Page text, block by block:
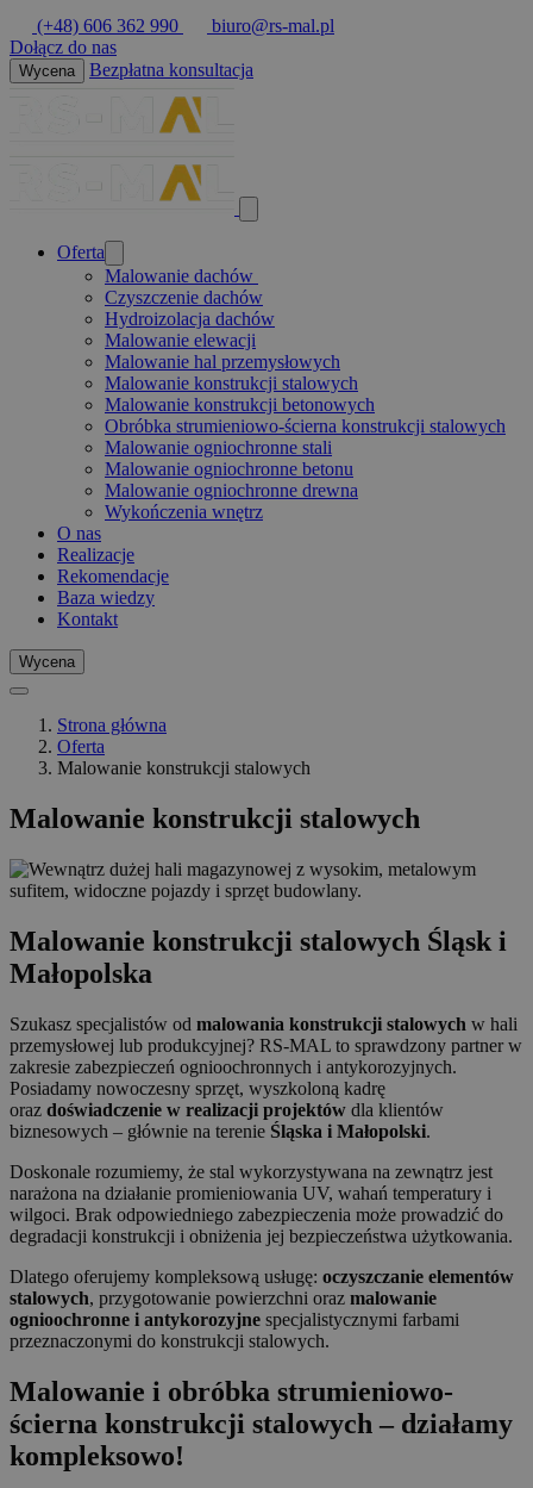
Przejdz
do
tresci
(+48) 606 362 990
biuro@rs-mal.pl
Dołącz do nas
Wycena Bezpłatna konsultacja
Oferta
Malowanie dachów
Czyszczenie dachów
Hydroizolacja dachów
Malowanie elewacji
Malowanie hal przemysłowych
Malowanie konstrukcji stalowych
Malowanie konstrukcji betonowych
Obróbka strumieniowo-ścierna konstrukcji stalowych
Malowanie ogniochronne stali
Malowanie ogniochronne betonu
Malowanie ogniochronne drewna
Wykończenia wnętrz
O nas
Realizacje
Rekomendacje
Baza wiedzy
Kontakt
Wycena
Strona główna
Oferta
Malowanie konstrukcji stalowych
Malowanie konstrukcji stalowych
Malowanie konstrukcji stalowych Śląsk i
Małopolska
Szukasz specjalistów od malowania konstrukcji stalowych w hali
przemysłowej lub produkcyjnej? RS-MAL to sprawdzony partner w
zakresie zabezpieczeń ognioochronnych i antykorozyjnych.
Posiadamy nowoczesny sprzęt, wyszkoloną kadrę
oraz doświadczenie w realizacji projektów dla klientów
biznesowych – głównie na terenie Śląska i Małopolski.
Doskonale rozumiemy, że stal wykorzystywana na zewnątrz jest
narażona na działanie promieniowania UV, wahań temperatury i
wilgoci. Brak odpowiedniego zabezpieczenia może prowadzić do
degradacji konstrukcji i obniżenia jej bezpieczeństwa użytkowania.
Dlatego oferujemy kompleksową usługę: oczyszczanie elementów
stalowych, przygotowanie powierzchni oraz malowanie
ognioochronne i antykorozyjne specjalistycznymi farbami
przeznaczonymi do konstrukcji stalowych.
Malowanie i obróbka strumieniowo-
ścierna konstrukcji stalowych – działamy
kompleksowo!